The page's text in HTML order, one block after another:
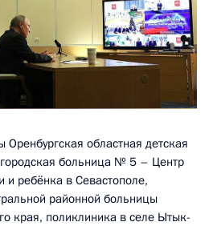
областная детская
больница № 5 – Центр
и ребёнка в Севастополе,
районной больницы
края, поликлиника в селе Ытык-